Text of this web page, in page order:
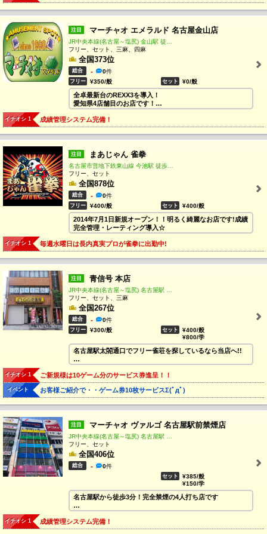
また、麻雀大会の運営、フロアの貸切り等の対応も可能で
注目 マーチャオ エメラルド 名古屋金山店
フリー、セット、三麻、四麻
全国373位
総合 - 0件
フリー ¥350/般 セット ¥0/般
全卓最新台のREXX3を導入！
愛知県4店舗目のお店です！
三人打ち・四人打ちの両方が楽しめるお店です♪
麻雀初めての方も大歓迎(^^)/
皆様のご来店を心よりお待ちしております！！
イチオシ 1 成績管理システム完備！
注目 まあじゃん 雀拳
フリー、セット
全国878位
総合 - 0件
フリー ¥400/般 セット ¥400/般
2014年7月1日新規オープン！！明るく綺麗なお店です!成績
完全管理・レーティング導入☆
イチオシ 1 毎週水曜日は長内真実プロが雀拳に出勤中!
注目 青信号 本店
フリー、セット、三麻
全国267位
総合 - 0件
フリー ¥300/般 セット
¥400/般
¥800/学
名古屋駅太閤通口でフリー雀荘を探しているなら当店へ!!
貸卓地域最安値！？
4人打ちだと1人300円！！
1卓1時間1200円になります。
イチオシ 1 ご新規様は10ゲーム分のサービス券進呈！！
イベント お客様ご紹介で・・ゲーム券10枚サービスΣ(ﾟдﾟ)
注目 マーチャオ ヴァルゴ 名古屋駅前禁煙店
フリー、セット
全国406位
総合 - 0件
セット
¥385/般
¥150/学
名古屋駅から徒歩3分！完全禁煙の4人打ち店です
麻雀デビュー応援雀荘！マーチャオグループだから安心♪
イチオシ 1 成績管理システム完備！